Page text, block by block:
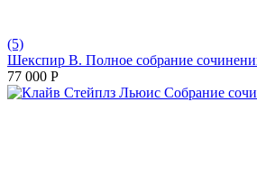
(5)
Шекспир В. Полное собрание
77 000 Р